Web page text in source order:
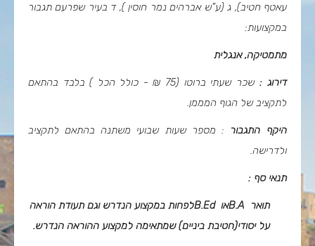
עאטף חטיב), ג (ע"ש אברהים נמר חוסין ), ד בעיר שפרעם תגבור
במקצועות:
מתמטיקה, אנגלית
דירוג :
שכר שעתי ברוטו (75 ₪ - כולל הכל ) בלבד בהתאם
לתקציב של הגוף המממן.
היקף התגבור
: מספר שעות שבועי משתנה בהתאם לתקציב
ולדרישה.
תנאי סף :
תואר B.Aאו B.Edלפחות במקצוע הנדרש וגם תעודת הוראה
על יסודי(חטיבת ביניים) שמתאימה למקצוע ההוראה הנדרש.